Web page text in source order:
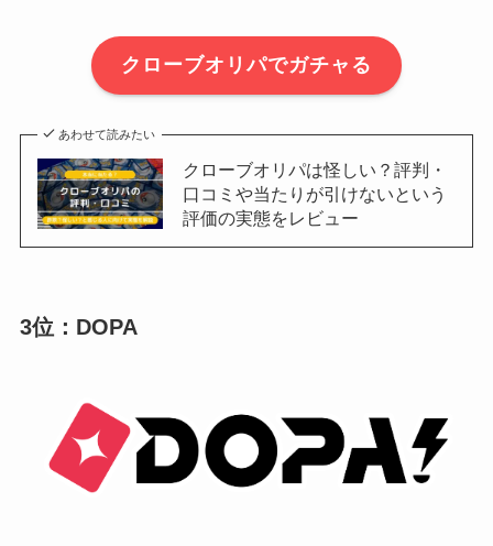
クローブオリパでガチャる
あわせて読みたい
クローブオリパは怪しい？評判・
口コミや当たりが引けないという
評価の実態をレビュー
3位：DOPA